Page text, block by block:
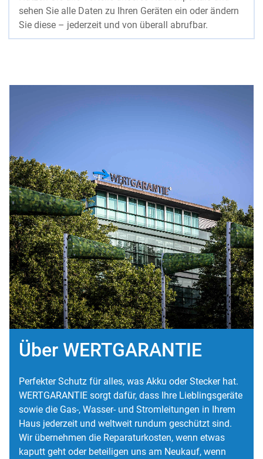
sehen Sie alle Daten zu Ihren Geräten ein oder ändern
Sie diese – jederzeit und von überall abrufbar.
Über WERTGARANTIE
Perfekter Schutz für alles, was Akku oder Stecker hat.
WERTGARANTIE sorgt dafür, dass Ihre Lieblingsgeräte
sowie die Gas-, Wasser- und Stromleitungen in Ihrem
Haus jederzeit und weltweit rundum geschützt sind.
Wir übernehmen die Reparaturkosten, wenn etwas
kaputt geht oder beteiligen uns am Neukauf, wenn